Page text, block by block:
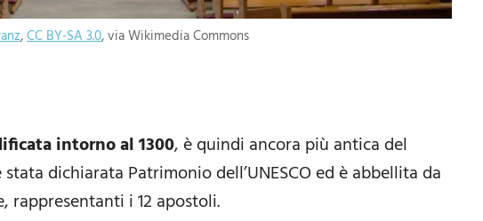
,CC BY-SA 3.0, via Wikimedia Commons
intorno al 1300, è quindi ancora più antica del
dichiarata Patrimonio dell’UNESCO ed è abbellita da
rappresentanti i 12 apostoli.